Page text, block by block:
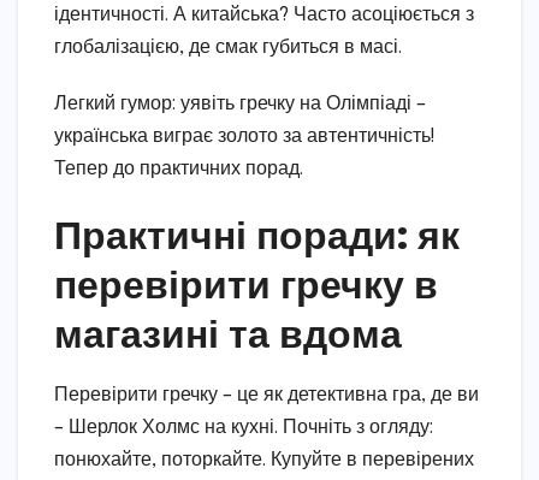
ідентичності. А китайська? Часто асоціюється з
глобалізацією, де смак губиться в масі.
Легкий гумор: уявіть гречку на Олімпіаді –
українська виграє золото за автентичність!
Тепер до практичних порад.
Практичні поради: як
перевірити гречку в
магазині та вдома
Перевірити гречку – це як детективна гра, де ви
– Шерлок Холмс на кухні. Почніть з огляду:
понюхайте, поторкайте. Купуйте в перевірених